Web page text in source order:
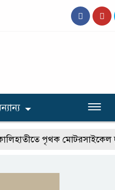
পৃথক মোটরসাইকেল